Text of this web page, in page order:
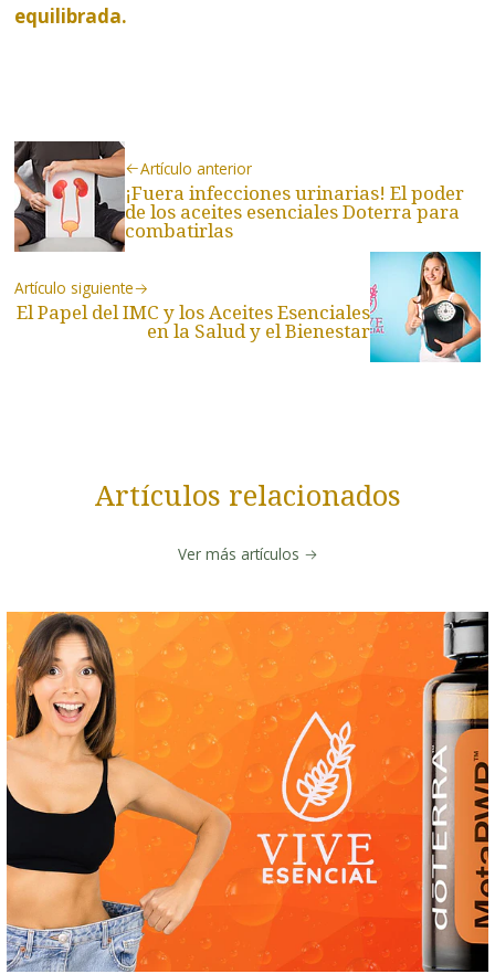
equilibrada.
Artículo anterior
¡Fuera infecciones urinarias! El poder
de los aceites esenciales Doterra para
combatirlas
Artículo siguiente
El Papel del IMC y los Aceites Esenciales
en la Salud y el Bienestar
Artículos relacionados
Ver más artículos